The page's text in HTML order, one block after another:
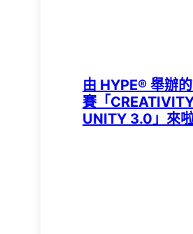
由 HYPE®️ 舉辦
賽「
UNITY 3.0」來啦